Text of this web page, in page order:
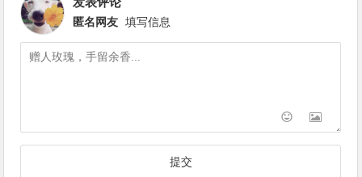
匿名网友 填写信息